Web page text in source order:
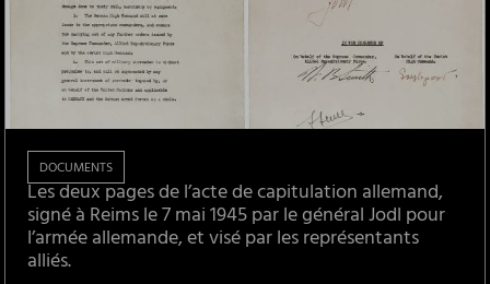
DOCUMENTS
Les deux pages de l’acte de capitulation allemand,
signé à Reims le 7 mai 1945 par le général Jodl pour
l’armée allemande, et visé par les représentants
alliés.